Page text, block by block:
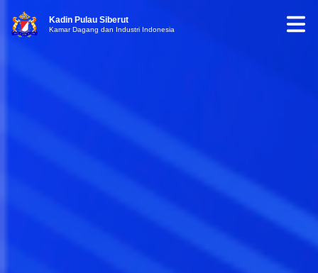
Kadin Pulau Siberut
Kamar Dagang dan Industri Indonesia